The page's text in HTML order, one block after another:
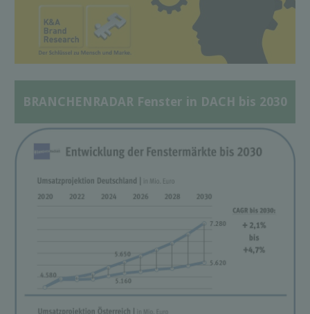
BRANCHENRADAR Fenster in DACH bis 2030